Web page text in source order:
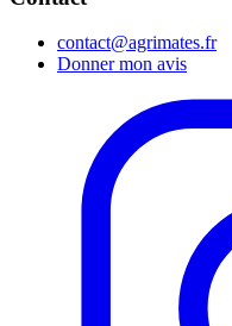
contact@agrimates.fr
Donner mon avis